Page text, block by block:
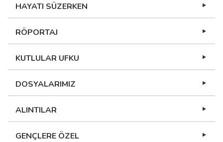
HAYATI SÜZERKEN
RÖPORTAJ
KUTLULAR UFKU
DOSYALARIMIZ
ALINTILAR
GENÇLERE ÖZEL